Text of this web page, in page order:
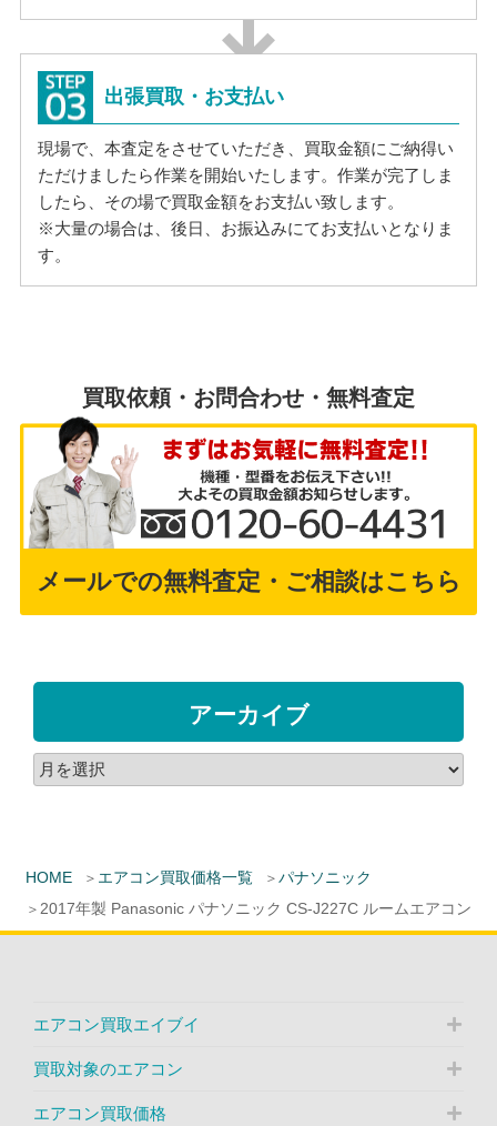
HOME エアコン買取価格一覧
パナソニック
2017年製 Panasonic パナソニック CS-J227C ルームエアコン
出張買取・お支払い
現場で、本査定をさせていただき、買取金額にご納得い
ただけましたら作業を開始いたします。作業が完了しま
したら、その場で買取金額をお支払い致します。
※大量の場合は、後日、お振込みにてお支払いとなりま
す。
買取依頼・お問合わせ・無料査定
メールでの無料査定・ご相談はこちら
アーカイブ
エアコン買取エイブイ
買取対象のエアコン
エアコン買取価格